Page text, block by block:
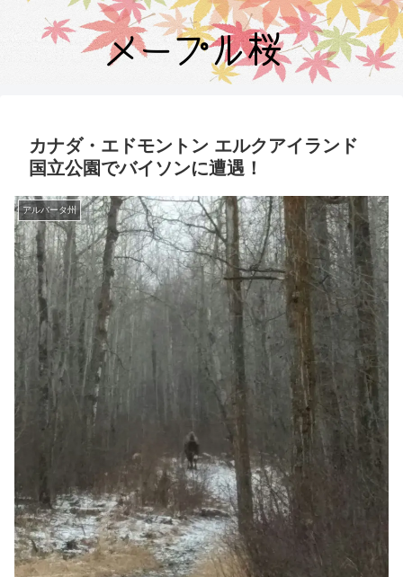
カナダ・エドモントン エルクアイランド
国立公園でバイソンに遭遇！
アルバータ州